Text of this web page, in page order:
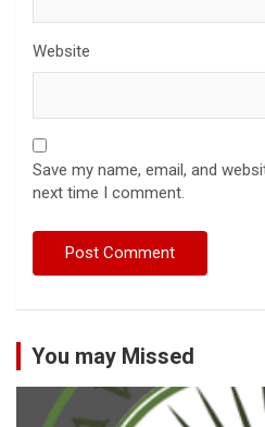
Website
Save my name, email, and
next time I comment.
You may Missed